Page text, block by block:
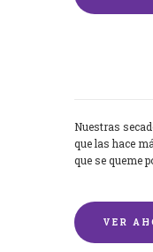
Nuestras
que las hace
que se queme
VER